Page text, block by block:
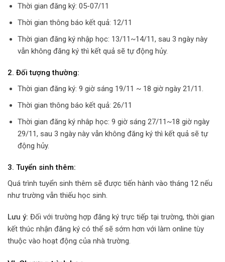
Thời gian đăng ký: 05-07/11
Thời gian thông báo kết quả: 12/11
Thời gian đăng ký nhập học: 13/11~14/11, sau 3 ngày này
vẫn không đăng ký thì kết quả sẽ tự động hủy.
2. Đối tượng thường:
Thời gian đăng ký: 9 giờ sáng 19/11 ~ 18 giờ ngày 21/11.
Thời gian thông báo kết quả: 26/11
Thời gian đăng ký nhâp học: 9 giờ sáng 27/11~18 giờ ngày
29/11, sau 3 ngày này vẫn không đăng ký thì kết quả sẽ tự
động hủy.
3. Tuyển sinh thêm:
Quá trình tuyển sinh thêm sẽ được tiến hành vào tháng 12 nếu
như trường vẫn thiếu học sinh.
Lưu ý: Đối với trường hợp đăng ký trực tiếp tại trường, thời gian
kết thúc nhận đăng ký có thể sẽ sớm hơn với làm online tùy
thuộc vào hoạt động của nhà trường.